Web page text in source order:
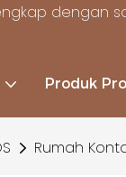
dengan
Produk
Rumah